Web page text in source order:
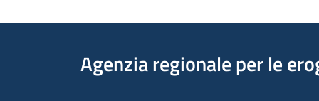
Agenzia regionale per le